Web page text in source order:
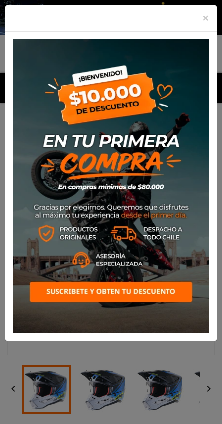
MENU
Productos Casco Alpinestars S-M5 Rayon
 
×